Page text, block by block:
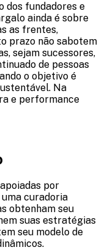
dos fundadores e
ainda é sobre
as frentes,
prazo não sabotem
sejam sucessores,
de pessoas
o objetivo é
Na
e performance
por
curadoria
obtenham seu
suas estratégias
seu modelo de